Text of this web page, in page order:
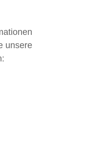
unsere